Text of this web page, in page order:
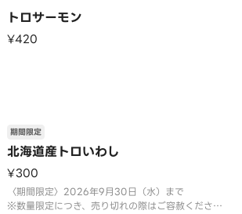
トロサーモン
¥420
北海道産トロいわし
期間限定
¥300
〈期間限定〉2026年9月30日（水）まで
※数量限定につき、売り切れの際はご容赦くださ